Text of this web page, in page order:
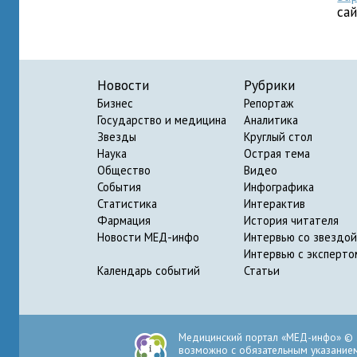
Новости
Бизнес
Государство и медицина
Звезды
Наука
Общество
События
Статистика
Фармация
Новости МЕД-инфо
Календарь событий
Рубрики
Репортаж
Аналитика
Круглый стол
Острая тема
Видео
Инфографика
Интерактив
История читателя
Интервью со звездой
Интервью с
Статьи
Медицинский портал «МЕД-инфо» ©
возможно с обязательным